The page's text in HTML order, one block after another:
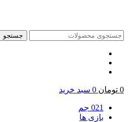
جستجو
0 تومان 0 سبد خرید
021 جم
بازی ها